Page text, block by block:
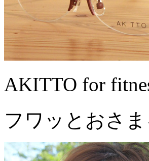
AKITTO for
フワッとおさ